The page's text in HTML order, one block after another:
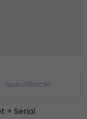
Specifikacije
+ Serial